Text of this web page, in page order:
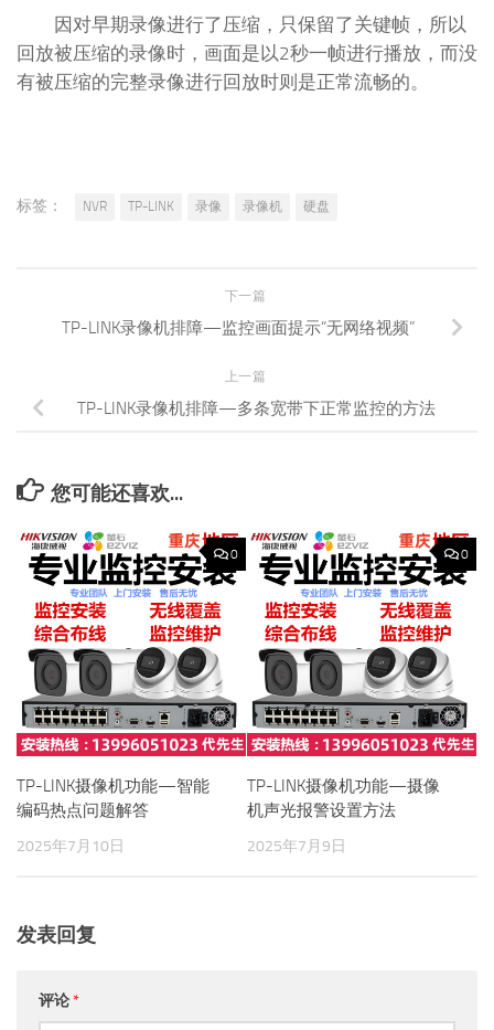
因对早期录像进行了压缩，只保留了关键帧，所以
回放被压缩的录像时，画面是以2秒一帧进行播放，而没
有被压缩的完整录像进行回放时则是正常流畅的。
标签： NVR TP-LINK 录像 录像机 硬盘
下一篇
TP-LINK录像机排障—监控画面提示“无网络视频”
上一篇
TP-LINK录像机排障—多条宽带下正常监控的方法
您可能还喜欢...
0
TP-LINK摄像机功能—智能
编码热点问题解答
2025年7月10日
0
TP-LINK摄像机功能—摄像
机声光报警设置方法
2025年7月9日
发表回复
评论*